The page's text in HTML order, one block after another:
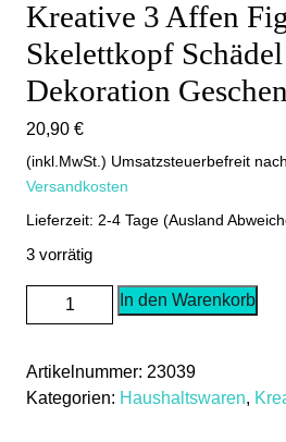
Kreative 3 Affen
Skelettkopf
Dekoration
20,90 €
(inkl.MwSt.) Umsatzsteuerbefreit
Versandkosten
Lieferzeit: 2-4 Tage (Ausland
3 vorrätig
Kreative
3
Figur
in
In den Warenkorb
Artikelnummer: 23039
Kategorien: Haushaltswaren,